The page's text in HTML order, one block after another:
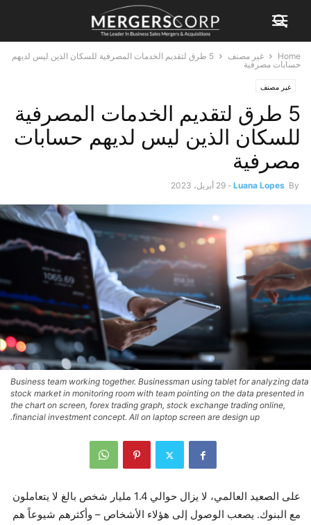
Home غير مصنف
5 طرق لتقديم الخدمات المصرفية للسكان الذين ليس لديهم
حسابات مصرفية
غير مصنف
5 طرق لتقديم الخدمات المصرفية
للسكان الذين ليس لديهم حسابات
مصرفية
By
Luana Lopes
- 29 أبريل، 2023
Business team working together. Businessman using tablet for analyzing data
stock market in monitoring room with team pointing on the data presented in
the chart on screen, forex trading graph, stock exchange trading online,
financial investment concept. All on laptop screen are design up.
على الصعيد العالمي، لا يزال حوالي 1.4 مليار شخص بالغ لا يتعاملون
مع البنوك. يصعب الوصول إلى هؤلاء الأشخاص – وأكثرهم شيوعاً هم